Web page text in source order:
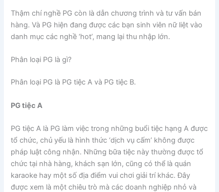
Thậm chí nghề PG còn là dẫn chương trình và tư vấn bán
hàng. Và PG hiện đang được các bạn sinh viên nữ liệt vào
danh mục các nghề ‘hot’, mang lại thu nhập lớn.
Phân loại PG là gì?
Phân loại PG là PG tiệc A và PG tiệc B.
PG tiệc A
PG tiệc A là PG làm việc trong những buổi tiệc hạng A được
tổ chức, chủ yếu là hình thức ‘dịch vụ cấm’ không được
pháp luật công nhận. Những bữa tiệc này thường được tổ
chức tại nhà hàng, khách sạn lớn, cũng có thể là quán
karaoke hay một số địa điểm vui chơi giải trí khác. Đây
được xem là một chiêu trò mà các doanh nghiệp nhỏ và